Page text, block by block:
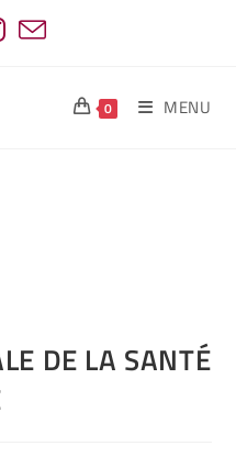
0 MENU
DE LA SANTÉ